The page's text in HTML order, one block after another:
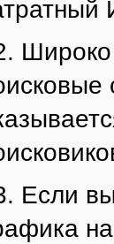
Широко
Если